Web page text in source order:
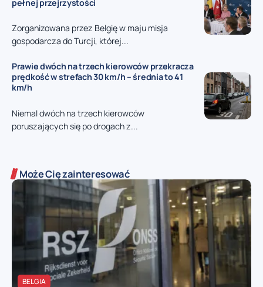
pełnej przejrzystości
Zorganizowana przez Belgię w maju misja
gospodarcza do Turcji, której...
Prawie dwóch na trzech kierowców przekracza
prędkość w strefach 30 km/h – średnia to 41
km/h
Niemal dwóch na trzech kierowców
poruszających się po drogach z...
Może Cię zainteresować
BELGIA